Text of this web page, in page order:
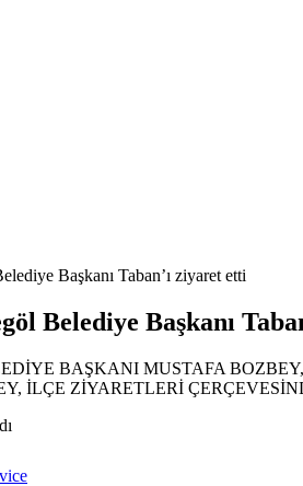
Başkanı Taban’ı ziyaret etti
Belediye Başkanı
BAŞKANI MUSTAFA
İLÇE ZİYARETLERİ